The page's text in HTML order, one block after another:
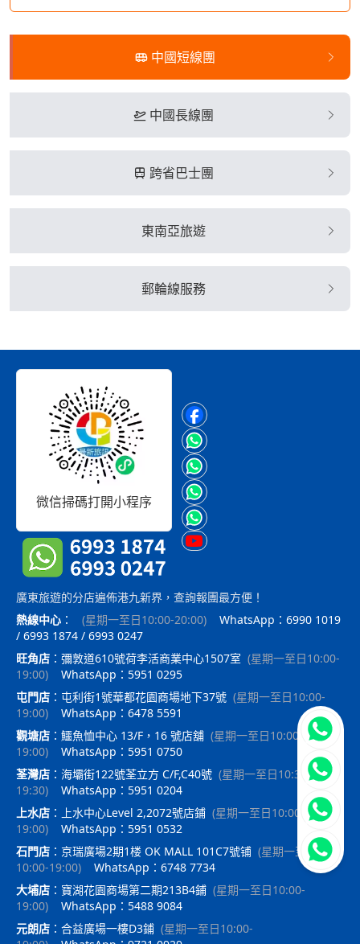
中國短線團
中國長線團
跨省巴士團
東南亞旅遊
郵輪線服務
微信掃碼打開小程序
廣東旅遊的分店遍佈港九新界，查詢報團最方便！
熱線中心 ： (星期一至日10:00-20:00)
WhatsApp：6990 1019
/ 6993 1874 / 6993 0247
旺角店 ： 彌敦道610號荷李活商業中心1507室 (星期一至日10:00-
19:00)
WhatsApp：5951 0295
屯門店 ： 屯利街1號華都花園商場地下37號 (星期一至日10:00-
19:00)
WhatsApp：6478 5591
觀塘店 ： 鱷魚恤中心 13/F，16 號店舖 (星期一至日10:00-
19:00)
WhatsApp：5951 0750
荃灣店 ： 海壩街122號荃立方 C/F,C40號 (星期一至日10:30-
19:30)
WhatsApp：5951 0204
上水店 ： 上水中心Level 2,2072號店鋪 (星期一至日10:00-
19:00)
WhatsApp：5951 0532
石門店 ： 京瑞廣場2期1楼 OK MALL 101C7號铺 (星期一至日
10:00-19:00)
WhatsApp：6748 7734
大埔店 ： 寶湖花園商場第二期213B4鋪 (星期一至日10:00-
19:00)
WhatsApp：5488 9084
元朗店 ： 合益廣場一樓D3鋪 (星期一至日10:00-
立即